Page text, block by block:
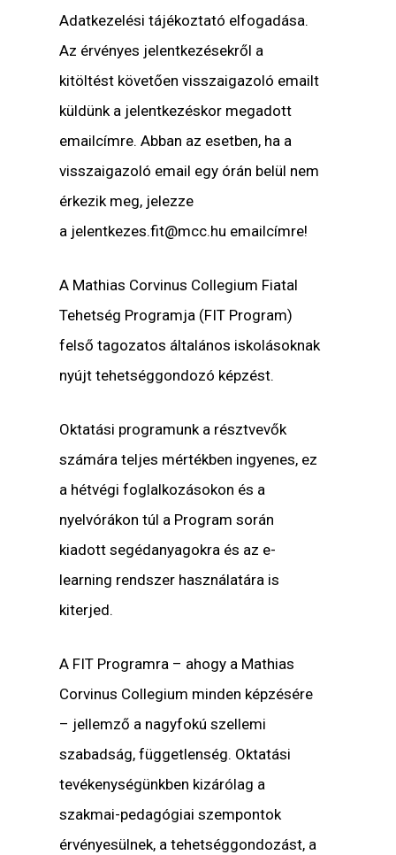
Adatkezelési tájékoztató elfogadása.
Az érvényes jelentkezésekről a
kitöltést követően visszaigazoló emailt
küldünk a jelentkezéskor megadott
emailcímre. Abban az esetben, ha a
visszaigazoló email egy órán belül nem
érkezik meg, jelezze
a jelentkezes.fit@mcc.hu emailcímre!
A Mathias Corvinus Collegium Fiatal
Tehetség Programja (FIT Program)
felső tagozatos általános iskolásoknak
nyújt tehetséggondozó képzést.
Oktatási programunk a résztvevők
számára teljes mértékben ingyenes, ez
a hétvégi foglalkozásokon és a
nyelvórákon túl a Program során
kiadott segédanyagokra és az e-
learning rendszer használatára is
kiterjed.
A FIT Programra – ahogy a Mathias
Corvinus Collegium minden képzésére
– jellemző a nagyfokú szellemi
szabadság, függetlenség. Oktatási
tevékenységünkben kizárólag a
szakmai-pedagógiai szempontok
érvényesülnek, a tehetséggondozást, a